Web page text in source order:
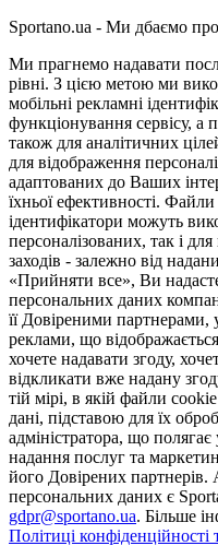
Sportano.ua - Ми дбаємо
Ми прагнемо надавати
рівні. З цією метою ми
мобільні рекламні
функціонування сервісу, а
також для аналітичних
для відображення
адаптованих до Ваших
їхньої ефективності.
ідентифікатори можуть
персоналізованих, так і
заходів - залежно від
«Прийняти все», Ви
персональних даних
її Довіреними партнерами,
реклами, що
хочете надавати згоду,
відкликати вже надану
тій мірі, в якій файли
дані, підставою для їх
адміністратора, що полягає
надання послуг та
його Довірених
персональних даних є
gdpr@sportano.ua. Більше
Політиці